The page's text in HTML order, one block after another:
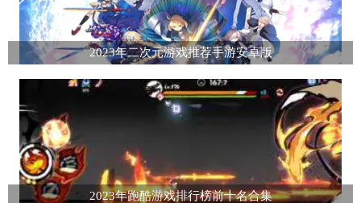
2023年二次元游戏推荐手游安卓版
2023年跑酷游戏排行榜前十名合集